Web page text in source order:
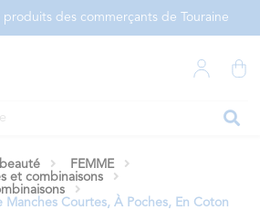
des commerçants de Touraine
FEMME
et combinaisons
Manches Courtes, À Poches, En Coton